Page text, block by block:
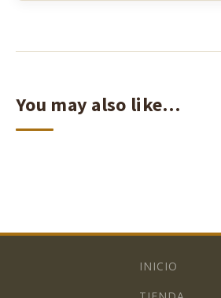
You may also like…
INICIO